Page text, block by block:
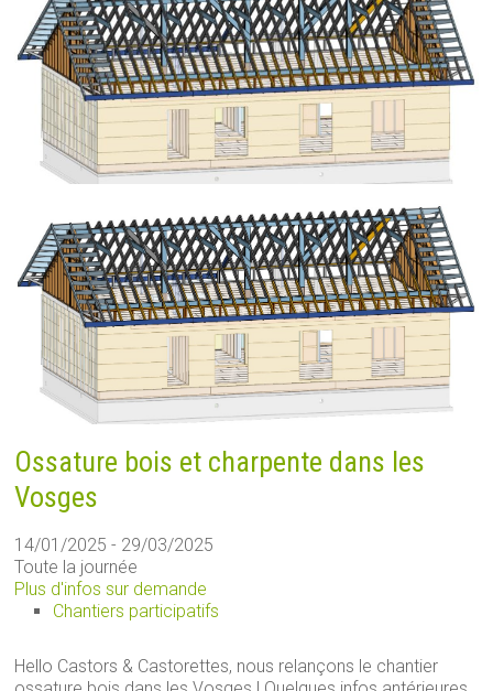
Ossature bois et charpente dans les
Vosges
14/01/2025 - 29/03/2025
Toute la journée
Plus d'infos sur demande
Chantiers participatifs
Hello Castors & Castorettes, nous relançons le chantier